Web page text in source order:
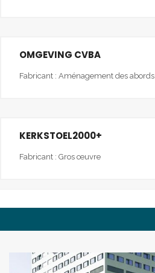
OMGEVING CVBA
Fabricant : Aménagement des abords
KERKSTOEL2000+
Fabricant : Gros œuvre